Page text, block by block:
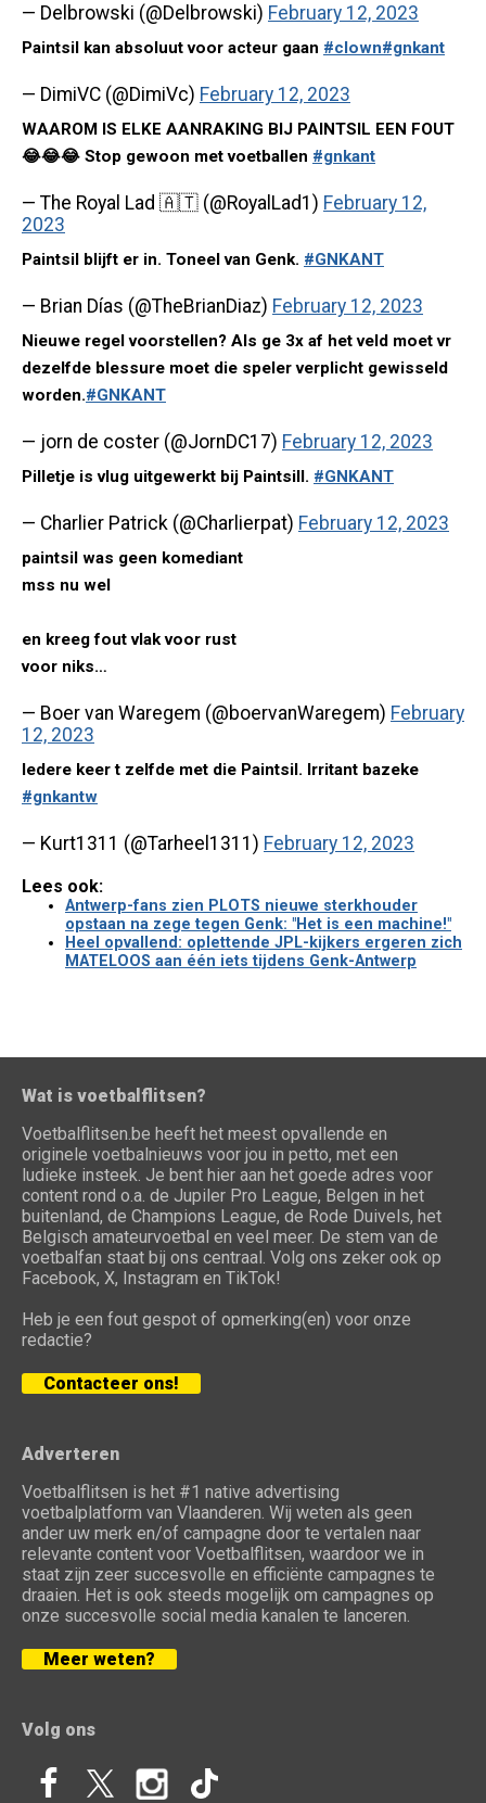
— Delbrowski (@Delbrowski) February 12, 2023
Paintsil kan absoluut voor acteur gaan #clown#gnkant
— DimiVC (@DimiVc) February 12, 2023
WAAROM IS ELKE AANRAKING BIJ PAINTSIL EEN FOUT
😂😂😂 Stop gewoon met voetballen #gnkant
— The Royal Lad 🇦🇹 (@RoyalLad1) February 12,
2023
Paintsil blijft er in. Toneel van Genk. #GNKANT
— Brian Días (@TheBrianDiaz) February 12, 2023
Nieuwe regel voorstellen? Als ge 3x af het veld moet vr
dezelfde blessure moet die speler verplicht gewisseld
worden.#GNKANT
— jorn de coster (@JornDC17) February 12, 2023
Pilletje is vlug uitgewerkt bij Paintsill. #GNKANT
— Charlier Patrick (@Charlierpat) February 12, 2023
paintsil was geen komediant
mss nu wel
en kreeg fout vlak voor rust
voor niks…
— Boer van Waregem (@boervanWaregem) February
12, 2023
Iedere keer t zelfde met die Paintsil. Irritant bazeke
#gnkantw
— Kurt1311 (@Tarheel1311) February 12, 2023
Lees ook:
Antwerp-fans zien PLOTS nieuwe sterkhouder
opstaan na zege tegen Genk: "Het is een machine!"
Heel opvallend: oplettende JPL-kijkers ergeren zich
MATELOOS aan één iets tijdens Genk-Antwerp
Wat is voetbalflitsen?
Voetbalflitsen.be heeft het meest opvallende en
originele voetbalnieuws voor jou in petto, met een
ludieke insteek. Je bent hier aan het goede adres voor
content rond o.a. de Jupiler Pro League, Belgen in het
buitenland, de Champions League, de Rode Duivels, het
Belgisch amateurvoetbal en veel meer. De stem van de
voetbalfan staat bij ons centraal. Volg ons zeker ook op
Facebook, X, Instagram en TikTok!
Heb je een fout gespot of opmerking(en) voor onze
redactie?
Contacteer ons!
Adverteren
Voetbalflitsen is het #1 native advertising
voetbalplatform van Vlaanderen. Wij weten als geen
ander uw merk en/of campagne door te vertalen naar
relevante content voor Voetbalflitsen, waardoor we in
staat zijn zeer succesvolle en efficiënte campagnes te
draaien. Het is ook steeds mogelijk om campagnes op
onze succesvolle social media kanalen te lanceren.
Meer weten?
Volg ons